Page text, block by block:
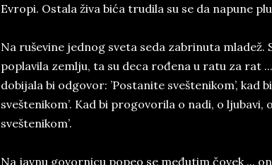
Evropi. Ostala živa bića trudila su se da napune
Na ruševine jednog sveta seda zabrinuta mladež.
poplavila zemlju, ta su deca rođena u ratu za rat
dobijala bi odgovor: ’Postanite sveštenikom’, kad
sveštenikom’. Kad bi progovorila o nadi, o ljubavi,
sveštenikom’.
Na javnu govornicu popeo se međutim čovek ...